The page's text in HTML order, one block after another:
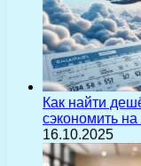
Как найти
сэкономить
16.10.2025